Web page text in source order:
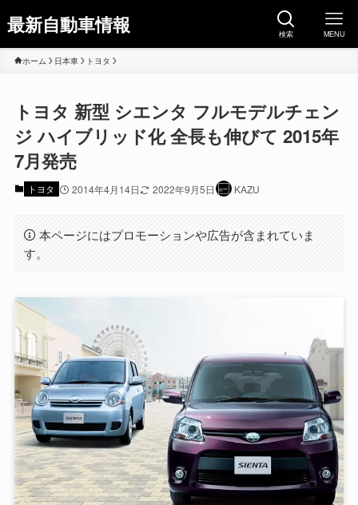
最新自動車情報 検索 MENU
ホーム 日本車 トヨタ
トヨタ 新型 シエンタ フルモデルチェン
ジ ハイブリッド化 全長も伸びて 2015年
7月発売
トヨタ 2014年4月14日 2022年9月5日 KAZU
本ページにはプロモーションや広告が含まれていま
す。